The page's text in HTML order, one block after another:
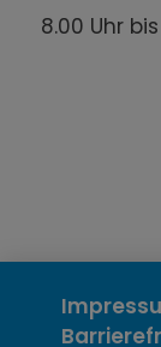
8.00 Uhr